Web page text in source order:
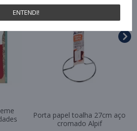
Porta papel toalha 27cm aço
cromado Alpif
ENTENDI!